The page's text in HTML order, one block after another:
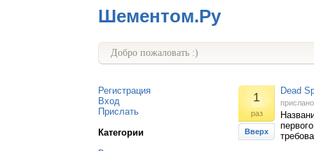
Шементом.Ру
Добро пожаловать :)
Регистрация
Вход
Прислать
Категории
1
раз
Вверх
Dead